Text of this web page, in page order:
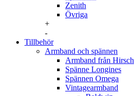
Zenith
Övriga
+
-
Tillbehör
Armband och spännen
Armband från Hirsch
Spänne Longines
Spännen Omega
Vintagearmband